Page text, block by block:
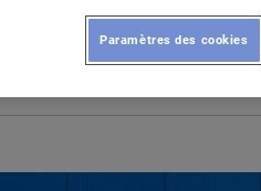
Paramètres des cookies